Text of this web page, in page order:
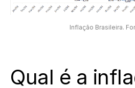
Inflação Brasileira.
Qual é a